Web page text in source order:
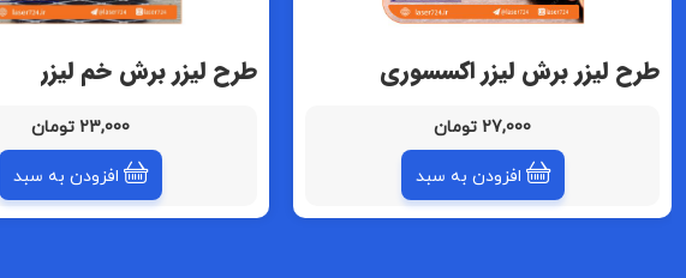
طرح لیزر برش لیزر اکسسوری
27,000 تومان
افزودن به سبد
طرح لیزر برش خم لیزر
23,000 تومان
افزودن به سبد